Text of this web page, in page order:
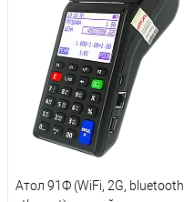
Атол 91Ф (WiFi, 2G, bluetooth,